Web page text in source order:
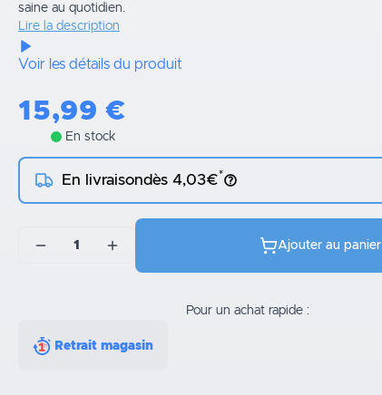
saine au quotidien.
Lire la description
Voir les détails du produit
15,99 €
En stock
En livraisondès 4,03€*
1 Ajouter au panier
Pour un achat rapide :
Retrait magasin